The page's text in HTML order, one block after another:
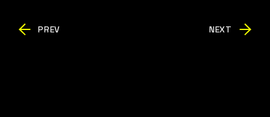
PREV NEXT